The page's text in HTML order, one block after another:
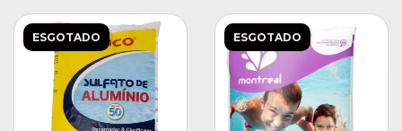
ESGOTADO ESGOTADO